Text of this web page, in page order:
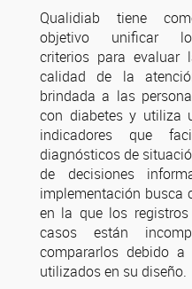
Qualidiab tiene
objetivo unificar
criterios para evaluar
calidad de la
brindada a las
con diabetes y utiliza
indicadores que
diagnósticos de
de decisiones
implementación busca
en la que los
casos están
compararlos debido
utilizados en su diseño.